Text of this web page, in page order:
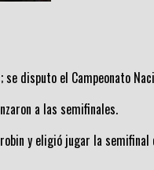
disputo el Campeonato
a las semifinales.
y eligió jugar la